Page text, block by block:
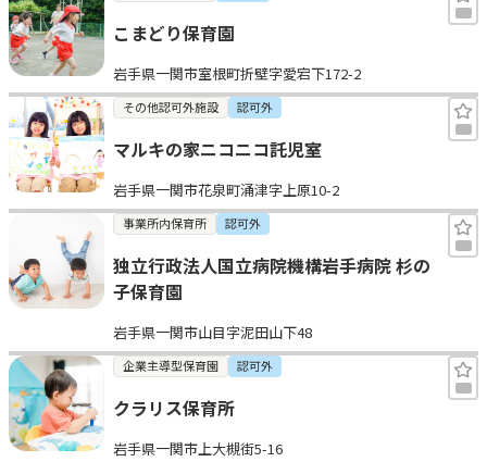
こまどり保育園
岩手県一関市室根町折壁字愛宕下172-2
その他認可外施設 認可外
マルキの家ニコニコ託児室
岩手県一関市花泉町涌津字上原10-2
事業所内保育所 認可外
独立行政法人国立病院機構岩手病院 杉の
子保育園
岩手県一関市山目字泥田山下48
企業主導型保育園 認可外
クラリス保育所
岩手県一関市上大槻街5-16